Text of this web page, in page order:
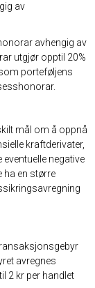
av
avhengig av
utgjør opptil 20%
porteføljens
mål om å oppnå
kraftderivater,
negative
ha en større
avregnes
2 kr per handlet